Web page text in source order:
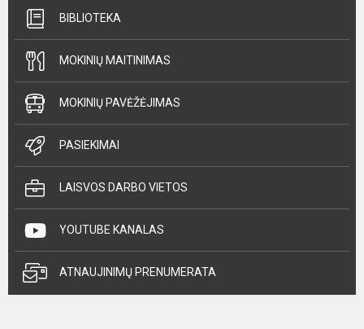
BIBLIOTEKA
MOKINIŲ MAITINIMAS
MOKINIŲ PAVĖŽĖJIMAS
PASIEKIMAI
LAISVOS DARBO VIETOS
YOUTUBE KANALAS
ATNAUJINIMŲ PRENUMERATA